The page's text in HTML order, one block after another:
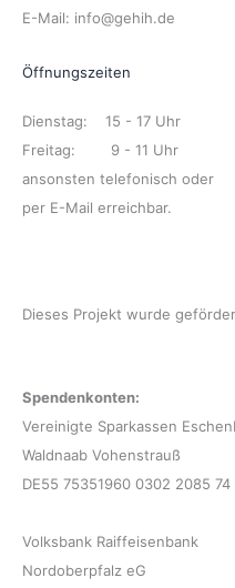
E-Mail: info@gehih.de
Öffnungszeiten
Dienstag: 15 - 17 Uhr
Freitag: 9 - 11 Uhr
ansonsten telefonisch oder
per E-Mail erreichbar.
Dieses Projekt wurde
Spendenkonten:
Vereinigte Sparkassen
Waldnaab Vohenstrauß
DE55 75351960 0302 2085 74
Volksbank Raiffeisenbank
Nordoberpfalz eG